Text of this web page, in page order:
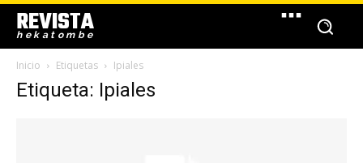
REVISTA
hekatombe
Inicio Etiquetas Ipiales
Etiqueta: Ipiales